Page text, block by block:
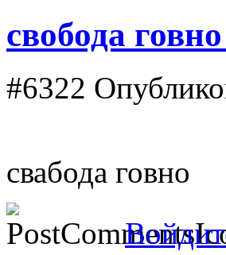
свобода
#6322
свабода говно